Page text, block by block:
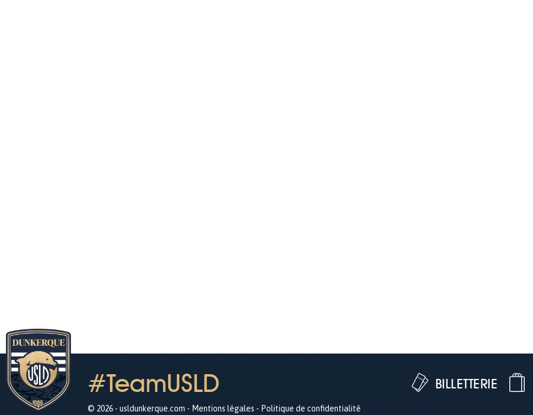
#TeamUSLD
© 2026 - usldunkerque.com - Mentions légales - Politique de confidentialité
BILLETTERIE